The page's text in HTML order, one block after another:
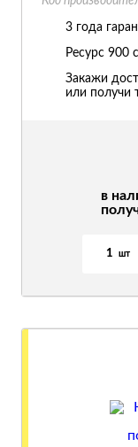
в
1 шт
3 года
Ресурс 900
Закажи
или получи